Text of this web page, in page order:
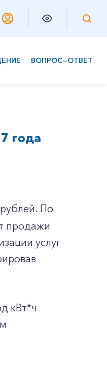
ВОПРОС—ОТВЕТ
года
По
продажи
услуг
кВт*ч